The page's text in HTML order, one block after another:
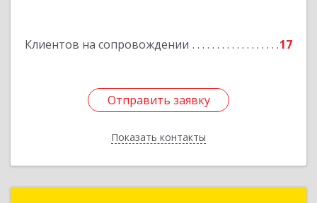
Клиентов на сопровождении 17
Отправить заявку
Показать контакты
Отправить заявку
Назад